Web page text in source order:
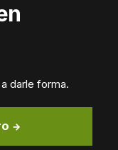
darle forma.
→